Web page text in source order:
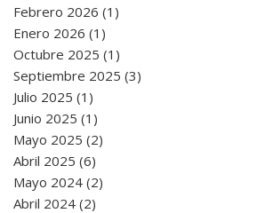
Febrero 2026 (1)
Enero 2026 (1)
Octubre 2025 (1)
Septiembre 2025 (3)
Julio 2025 (1)
Junio 2025 (1)
Mayo 2025 (2)
Abril 2025 (6)
Mayo 2024 (2)
Abril 2024 (2)